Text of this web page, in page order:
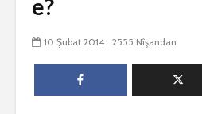
e?
10 Şubat 2014 2555 Nîşandan
Him kişandina
cigareyê him jî
xwarinên birûn ji
tendirustiya